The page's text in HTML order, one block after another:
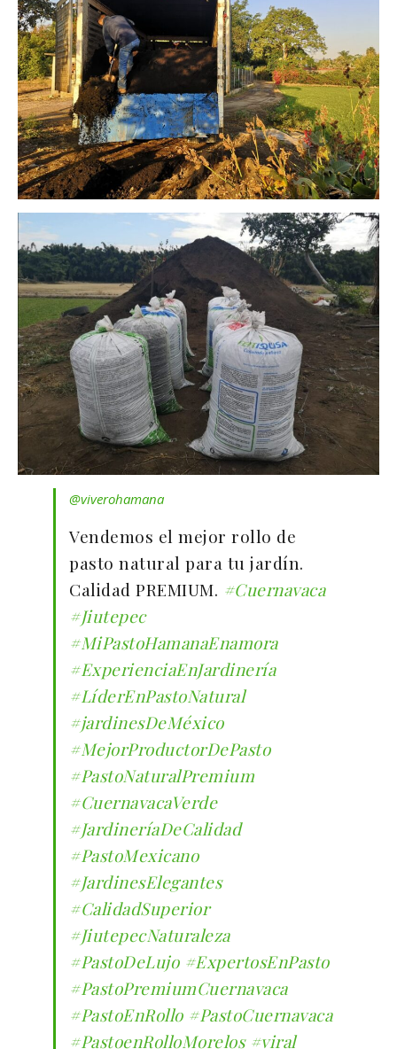
@viverohamana
Vendemos el mejor rollo de
pasto natural para tu jardín.
Calidad PREMIUM. #Cuernavaca
#Jiutepec
#MiPastoHamanaEnamora
#ExperienciaEnJardinería
#LíderEnPastoNatural
#jardinesDeMéxico
#MejorProductorDePasto
#PastoNaturalPremium
#CuernavacaVerde
#JardineríaDeCalidad
#PastoMexicano
#JardinesElegantes
#CalidadSuperior
#JiutepecNaturaleza
#PastoDeLujo #ExpertosEnPasto
#PastoPremiumCuernavaca
#PastoEnRollo #PastoCuernavaca
#PastoenRolloMorelos #viral